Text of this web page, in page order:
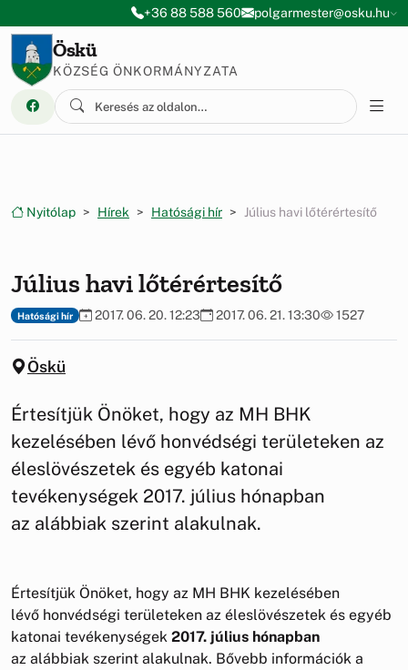
Ugrás a menüre
Ugrás a tartalomra+36 88 588 560 polgarmester@osku.hu
Öskü
KÖZSÉG ÖNKORMÁNYZATA
Nyitólap Hírek Hatósági hír Július havi lőtérértesítő
Július havi lőtérértesítő
Hatósági hír 2017. 06. 20. 12:23 2017. 06. 21. 13:30 1527
Öskü
Értesítjük Önöket, hogy az MH BHK
kezelésében lévő honvédségi területeken az
éleslövészetek és egyéb katonai
tevékenységek 2017. július hónapban
az alábbiak szerint alakulnak.
Értesítjük Önöket, hogy az MH BHK kezelésében
lévő honvédségi területeken az éleslövészetek és egyéb
katonai tevékenységek 2017. július hónapban
az alábbiak szerint alakulnak. Bővebb információk a